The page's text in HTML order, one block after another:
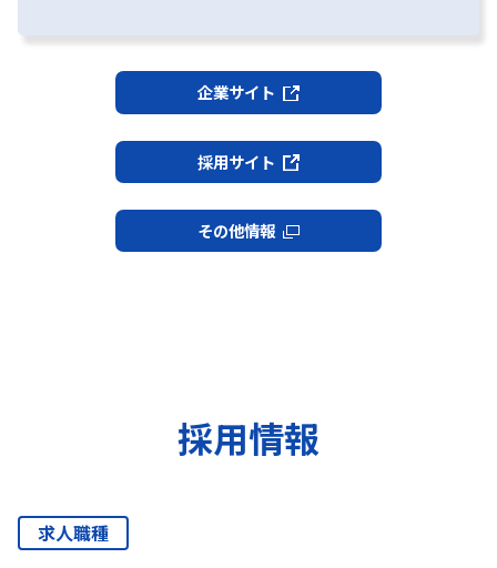
企業サイト
採用サイト
その他情報
採用情報
求人職種